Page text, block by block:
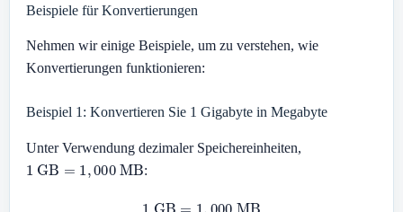
Beispiele für Konvertierungen
Nehmen wir einige Beispiele, um zu verstehen, wie
Konvertierungen funktionieren:
Beispiel 1: Konvertieren Sie 1 Gigabyte in Megabyte
Unter Verwendung dezimaler Speichereinheiten,
1 GB 000MB :
1GB 1, 000MB